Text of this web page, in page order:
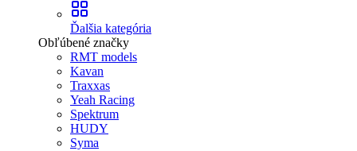
Ďalšia kategória
Obľúbené značky
RMT models
Kavan
Traxxas
Yeah Racing
Spektrum
HUDY
Syma